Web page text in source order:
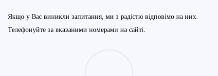
Якщо у Вас виникли запитання, ми з радістю відповімо на них.
Телефонуйте за вказаними номерами на сайті.